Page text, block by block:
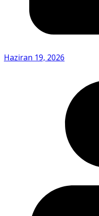
Haziran 19, 2026